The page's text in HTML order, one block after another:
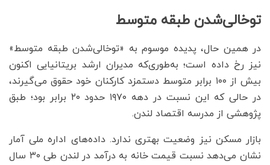
توخالی‌شدن طبقه متوسط
در همین حال، پدیده موسوم به «توخالی‌شدن طبقه متوسط»
نیز رخ داده است؛ به‌طوری‌که مدیران ارشد بریتانیایی اکنون
بیش از ۱۰۰ برابر متوسط دستمزد کارکنان خود حقوق می‌گیرند،
در حالی که این نسبت در دهه ۱۹۷۰ حدود ۲۰ برابر بود؛ طبق
پژوهشی از مدرسه اقتصاد لندن.
بازار مسکن نیز وضعیت بهتری ندارد. داده‌های اداره ملی آمار
نشان می‌دهد نسبت قیمت خانه به درآمد در لندن طی ۳۰ سال